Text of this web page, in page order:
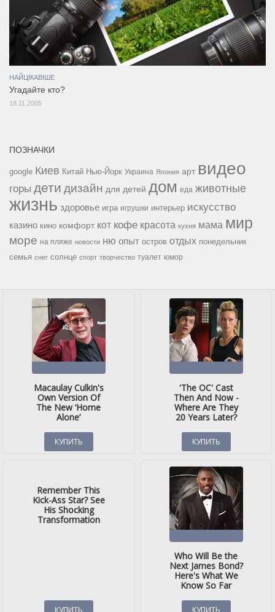
НАЙЦІКАВІШЕ
Угадайте кто?
18.11.2005
ПОЗНАЧКИ
google Киев Китай Нью-Йорк Украина Япония арт видео
горы дети дизайн для детей дом еда животные
жизнь здоровье игра игрушки интерьер искусство
казино кино комфорт кот кофе красота кухня мама мир
море на пляже новости ню опыт остров отдых понедельник
семья снег солнце спорт творчество туалет юмор